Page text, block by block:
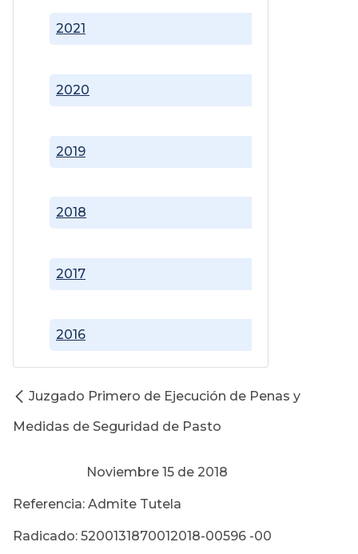
2016
2017
2018
2019
2020
2021
Juzgado Primero de Ejecución de Penas y
Medidas de Seguridad de Pasto
Noviembre 15 de 2018
Referencia: Admite Tutela
Radicado: 5200131870012018-00596 -00